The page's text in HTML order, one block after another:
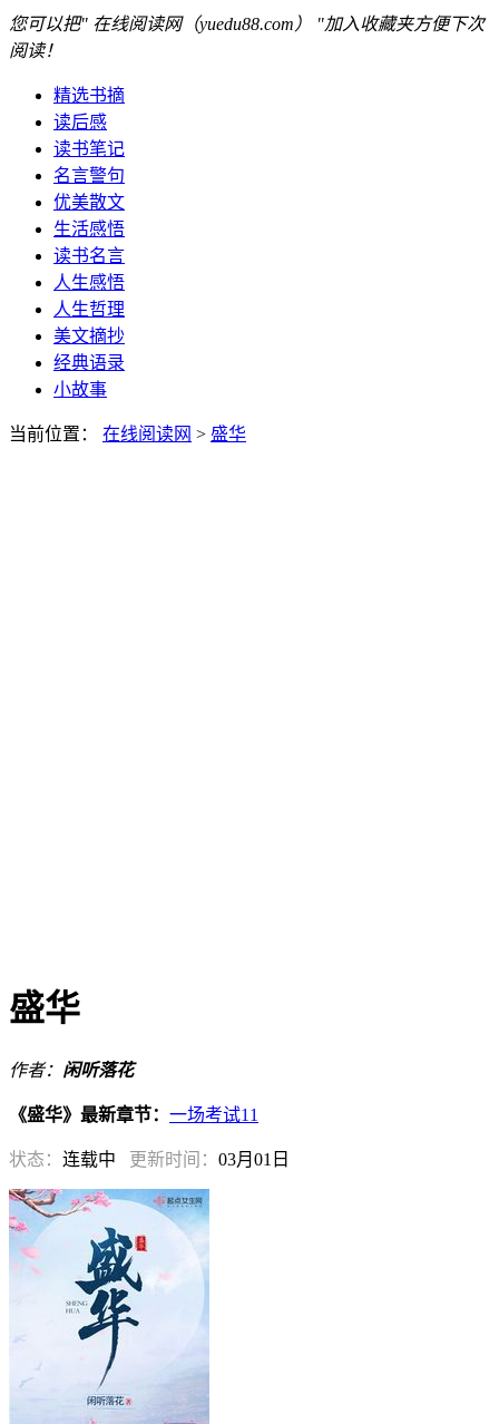
您可以把" 在线阅读网（yuedu88.com） "加入收藏夹方便下次
阅读！
精选书摘
读后感
读书笔记
名言警句
优美散文
生活感悟
读书名言
人生感悟
人生哲理
美文摘抄
经典语录
小故事
当前位置： 在线阅读网 > 盛华
盛华
作者： 闲听落花
《盛华》最新章节： 一场考试11
状态： 连载中 更新时间： 03月01日